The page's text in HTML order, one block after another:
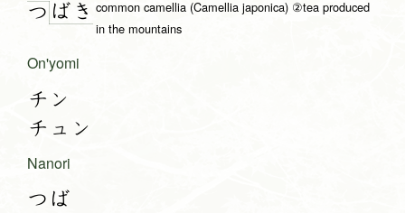
つ ば き common camellia (Camellia japonica) ②tea produced
in the mountains
On'yomi
チン
チュン
Nanori
つば